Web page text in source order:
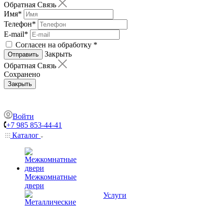
Обратная Связь
Имя*
Телефон*
E-mail*
Согласен на обработку *
Отправить
Закрыть
Обратная Связь
Сохранено
Закрыть
Войти
+7 985 853-44-41
Каталог
Межкомнатные
двери
Услуги